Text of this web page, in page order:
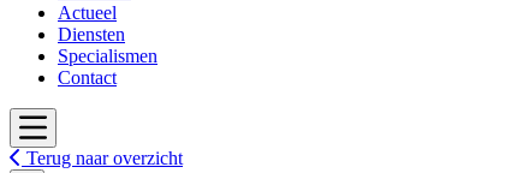
Actueel
Diensten
Specialismen
Contact
Terug naar overzicht